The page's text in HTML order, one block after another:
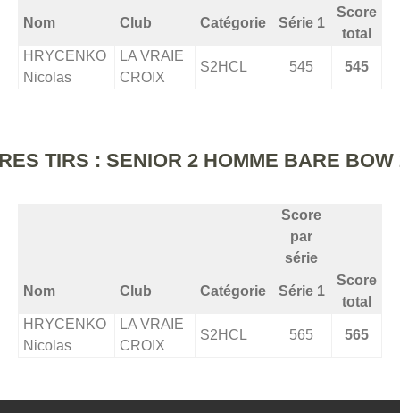
Nom Club Catégorie Série 1
Score
total
HRYCENKO
Nicolas
LA VRAIE
CROIX
S2HCL 545 545
TIRS : SENIOR 2 HOMME BARE BOW
Score
par
série
Nom Club Catégorie Série 1
Score
total
HRYCENKO
Nicolas
LA VRAIE
CROIX
S2HCL 565 565